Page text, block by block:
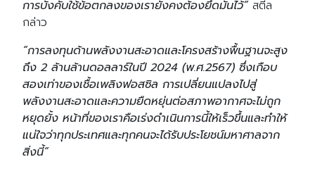
การบังคับใช้ข้อตกลงของเรายังคงต้องยึดมั่นไว้”สตีล
กล่าว
“การลงทุนด้านพลังงานสะอาดและโครงสร้างพื้นฐานจะสูง
ถึง 2 ล้านล้านดอลลาร์ในปี 2024 (พ.ศ.2567) ซึ่งเกือบ
สองเท่าของเชื้อเพลิงฟอสซิล การเปลี่ยนแปลงไปสู่
พลังงานสะอาดและความยืดหยุ่นต่อสภาพอากาศจะไม่ถูก
หยุดยั้ง หน้าที่ของเราคือเร่งดำเนินการนี้ให้เร็วขึ้นและทำให้
แน่ใจว่าทุกประเทศและทุกคนจะได้รับประโยชน์มหาศาลจาก
สิ่งนี้”